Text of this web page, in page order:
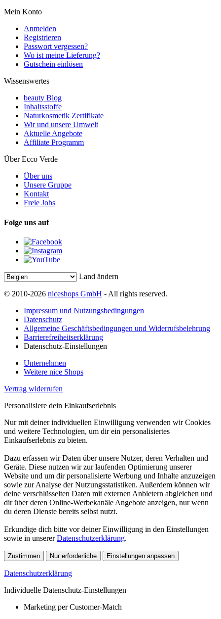
Mein Konto
Anmelden
Registrieren
Passwort vergessen?
Wo ist meine Lieferung?
Gutschein einlösen
Wissenswertes
beauty Blog
Inhaltsstoffe
Naturkosmetik Zertifikate
Wir und unsere Umwelt
Aktuelle Angebote
Affiliate Programm
Über Ecco Verde
Über uns
Unsere Gruppe
Kontakt
Freie Jobs
Folge uns auf
Land ändern
© 2010-2026 niceshops GmbH - All rights reserved.
Impressum und Nutzungsbedingungen
Datenschutz
Allgemeine Geschäftsbedingungen und Widerrufsbelehrung
Barrierefreiheitserklärung
Datenschutz-Einstellungen
Unternehmen
Weitere nice Shops
Vertrag widerrufen
Personalisiere dein Einkaufserlebnis
Nur mit deiner individuellen Einwilligung verwenden wir Cookies
und weitere Technologien, um dir ein personalisiertes
Einkaufserlebnis zu bieten.
Dazu erfassen wir Daten über unsere Nutzer, deren Verhalten und
Geräte. Diese nutzen wir zur laufenden Optimierung unserer
Website und um dir personalisierte Werbung und Inhalte anzuzeigen
sowie zur Analyse der Nutzungsstatistiken. Außerdem können wir
deine verschlüsselten Daten mit externen Anbietern abgleichen und
dir über deren Online-Werbekanäle Angebote anzeigen, nur wenn
du deren Dienste bereits selbst nutzt.
Erkundige dich bitte vor deiner Einwilligung in den Einstellungen
sowie in unsererDatenschutzerklärung.
Zustimmen Nur erforderliche Einstellungen anpassen
Datenschutzerklärung
Individuelle Datenschutz-Einstellungen
Marketing per Customer-Match